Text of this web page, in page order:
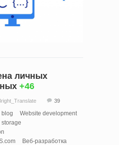
личных
+46
39
blog
Website development
storage
Веб-разработка